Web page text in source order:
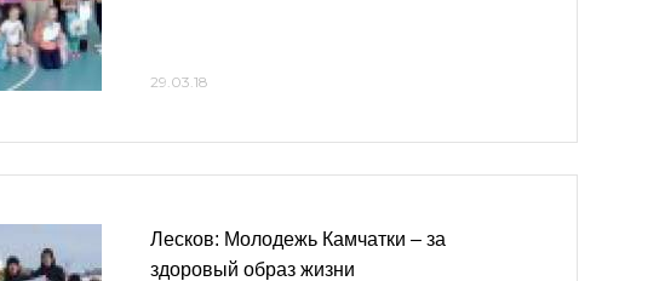
29.03.18
Лесков: Молодежь Камчатки – за
здоровый образ жизни